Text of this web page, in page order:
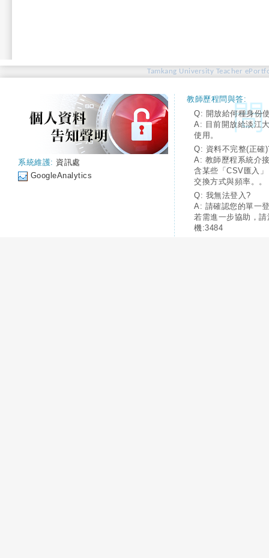
Tamkang University Teacher
系統維護: 資訊處
GoogleAnalytics
教師歷程問與答:
Q: 開放給何種身份
A: 目前開放給淡江
使用。
Q: 資料不完整(正確
A: 教師歷程系統介
含某些「CSV匯入
交換方式與頻率。。
Q: 我無法登入?
A: 請確認您的單一
若需進一步協助，
機:3484